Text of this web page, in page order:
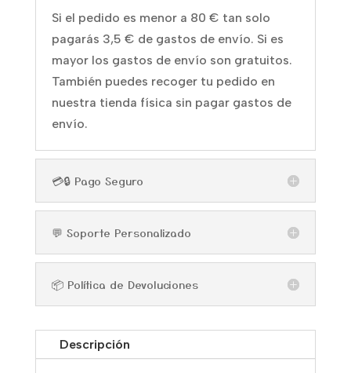
Si el pedido es menor a 80 € tan solo
pagarás 3,5 € de gastos de envío. Si es
mayor los gastos de envío son gratuitos.
También puedes recoger tu pedido en
nuestra tienda física sin pagar gastos de
envío.
💳🔒 Pago Seguro
💬 Soporte Personalizado
📦 Política de Devoluciones
Descripción